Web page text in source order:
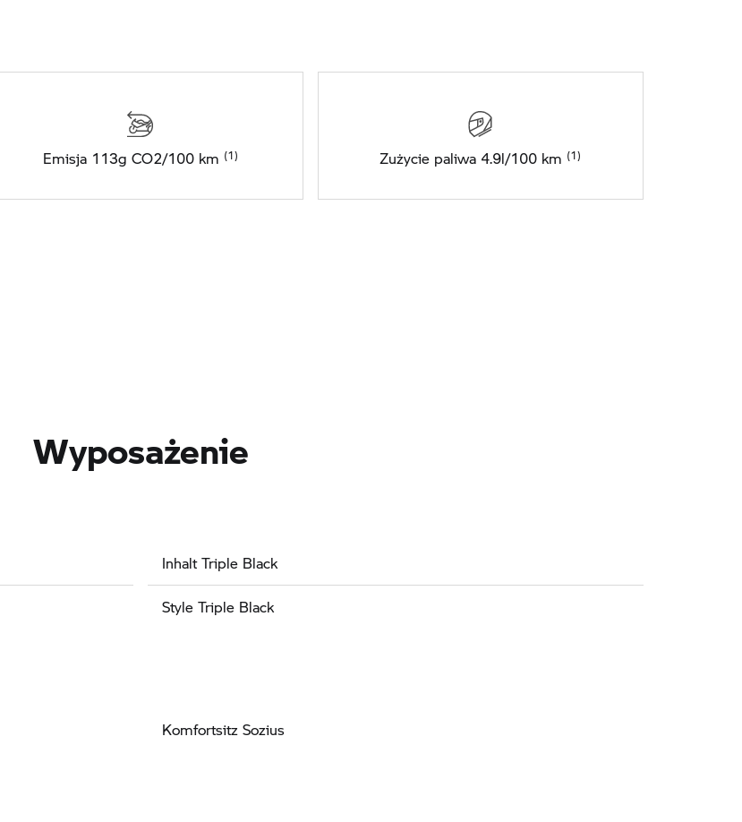
Emisja 113g CO2/100 km Zużycie paliwa 4.9l/100 km
Wyposażenie
Inhalt Triple Black
Style Triple Black
Komfortsitz Sozius